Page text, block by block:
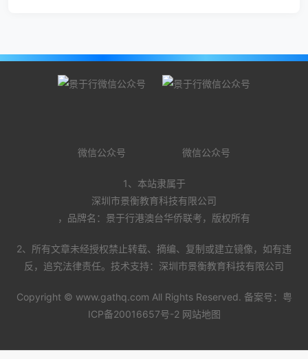
微信公众号 微信公众号
1、本站隶属于
深圳市景衡教育科技有限公司
，品牌名：景于行港澳台华侨联考，版权所有
2、所有文章未经授权禁止转载、摘编、复制或建立镜像，如有违
反，追究法律责任。技术支持：深圳市景衡教育科技有限公司
Copyright © www.gathq.com All Rights Reserved. 备案号： 粤
ICP备20016657号-2 网站地图